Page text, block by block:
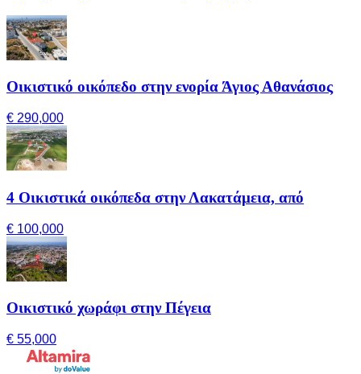
Οικιστικό οικόπεδο στην ενορία Άγιος Αθανάσιος
€ 290,000
4 Οικιστικά οικόπεδα στην Λακατάμεια, από
€ 100,000
Οικιστικό χωράφι στην Πέγεια
€ 55,000